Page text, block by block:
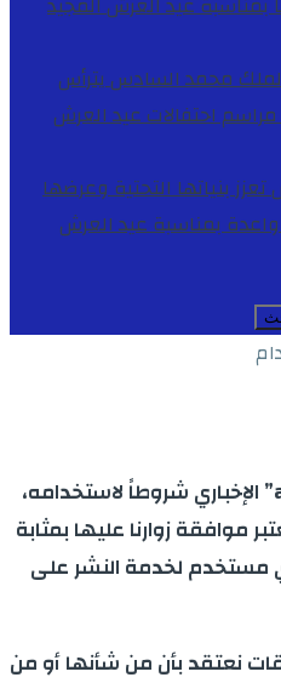
محمد السادس يترأس
احتفالات عيد العرش
بنياتها التحتية وعرضها
بمناسبة عيد العرش
يضع موقع ” alminbare.com” الإخباري شروطاً لاستخدامه،
موافقة زوارنا عليها بمثابة
مستخدم لخدمة النشر على
نعتقد بأن من شأنها أو من